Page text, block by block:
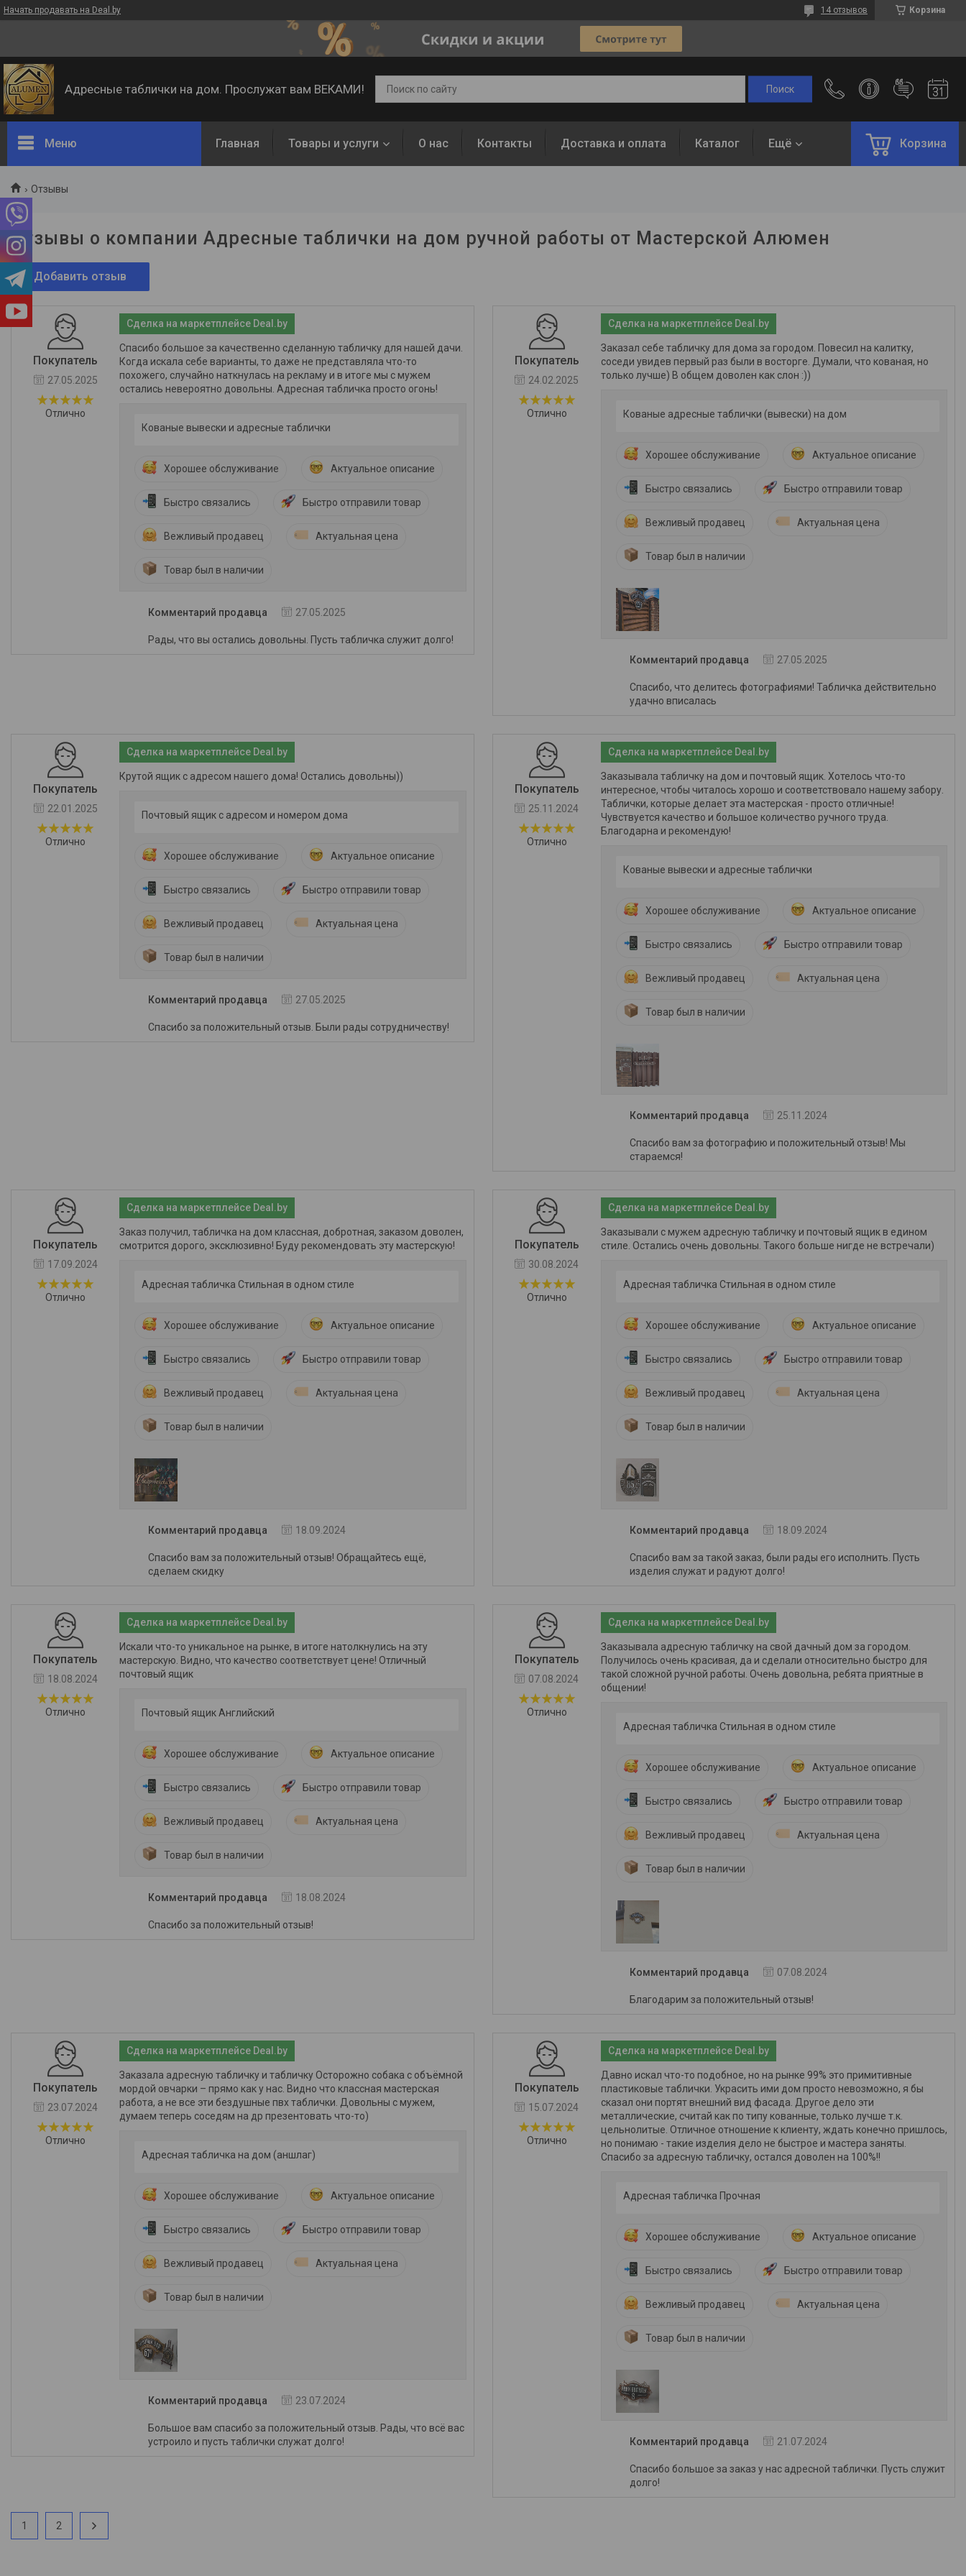
Начать продавать на Deal.by Корзина
14 отзывов
Адресные таблички на дом. Прослужат вам ВЕКАМИ!
Меню Главная Товары и услуги О нас Контакты Доставка и оплата Каталог Ещё Корзина
Отзывы
Отзывы о компании Адресные таблички на дом ручной работы от Мастерской Алюмен
Добавить отзыв
Покупатель
27.05.2025
Отлично
Сделка на маркетплейсе Deal.by
Спасибо большое за качественно сделанную табличку для нашей дачи.
Когда искала себе варианты, то даже не представляла что-то
похожего, случайно наткнулась на рекламу и в итоге мы с мужем
остались невероятно довольны. Адресная табличка просто огонь!
Кованые вывески и адресные таблички
Хорошее обслуживание Актуальное описание
Быстро связались Быстро отправили товар
Вежливый продавец Актуальная цена
Товар был в наличии
Комментарий продавца 27.05.2025
Рады, что вы остались довольны. Пусть табличка служит долго!
Покупатель
24.02.2025
Отлично
Сделка на маркетплейсе Deal.by
Заказал себе табличку для дома за городом. Повесил на калитку,
соседи увидев первый раз были в восторге. Думали, что кованая, но
только лучше) В общем доволен как слон :))
Кованые адресные таблички (вывески) на дом
Хорошее обслуживание Актуальное описание
Быстро связались Быстро отправили товар
Вежливый продавец Актуальная цена
Товар был в наличии
Комментарий продавца 27.05.2025
Спасибо, что делитесь фотографиями! Табличка действительно
удачно вписалась
Покупатель
22.01.2025
Отлично
Сделка на маркетплейсе Deal.by
Крутой ящик с адресом нашего дома! Остались довольны))
Почтовый ящик с адресом и номером дома
Хорошее обслуживание Актуальное описание
Быстро связались Быстро отправили товар
Вежливый продавец Актуальная цена
Товар был в наличии
Комментарий продавца 27.05.2025
Спасибо за положительный отзыв. Были рады сотрудничеству!
Покупатель
25.11.2024
Отлично
Сделка на маркетплейсе Deal.by
Заказывала табличку на дом и почтовый ящик. Хотелось что-то
интересное, чтобы читалось хорошо и соответствовало нашему забору.
Таблички, которые делает эта мастерская - просто отличные!
Чувствуется качество и большое количество ручного труда.
Благодарна и рекомендую!
Кованые вывески и адресные таблички
Хорошее обслуживание Актуальное описание
Быстро связались Быстро отправили товар
Вежливый продавец Актуальная цена
Товар был в наличии
Комментарий продавца 25.11.2024
Спасибо вам за фотографию и положительный отзыв! Мы
стараемся!
Покупатель
17.09.2024
Отлично
Сделка на маркетплейсе Deal.by
Заказ получил, табличка на дом классная, добротная, заказом доволен,
смотрится дорого, эксклюзивно! Буду рекомендовать эту мастерскую!
Адресная табличка Стильная в одном стиле
Хорошее обслуживание Актуальное описание
Быстро связались Быстро отправили товар
Вежливый продавец Актуальная цена
Товар был в наличии
Комментарий продавца 18.09.2024
Спасибо вам за положительный отзыв! Обращайтесь ещё,
сделаем скидку
Покупатель
30.08.2024
Отлично
Сделка на маркетплейсе Deal.by
Заказывали с мужем адресную табличку и почтовый ящик в едином
стиле. Остались очень довольны. Такого больше нигде не встречали)
Адресная табличка Стильная в одном стиле
Хорошее обслуживание Актуальное описание
Быстро связались Быстро отправили товар
Вежливый продавец Актуальная цена
Товар был в наличии
Комментарий продавца 18.09.2024
Спасибо вам за такой заказ, были рады его исполнить. Пусть
изделия служат и радуют долго!
Покупатель
18.08.2024
Отлично
Сделка на маркетплейсе Deal.by
Искали что-то уникальное на рынке, в итоге натолкнулись на эту
мастерскую. Видно, что качество соответствует цене! Отличный
почтовый ящик
Почтовый ящик Английский
Хорошее обслуживание Актуальное описание
Быстро связались Быстро отправили товар
Вежливый продавец Актуальная цена
Товар был в наличии
Комментарий продавца 18.08.2024
Спасибо за положительный отзыв!
Покупатель
07.08.2024
Отлично
Сделка на маркетплейсе Deal.by
Заказывала адресную табличку на свой дачный дом за городом.
Получилось очень красивая, да и сделали относительно быстро для
такой сложной ручной работы. Очень довольна, ребята приятные в
общении!
Адресная табличка Стильная в одном стиле
Хорошее обслуживание Актуальное описание
Быстро связались Быстро отправили товар
Вежливый продавец Актуальная цена
Товар был в наличии
Комментарий продавца 07.08.2024
Благодарим за положительный отзыв!
Покупатель
23.07.2024
Отлично
Сделка на маркетплейсе Deal.by
Заказала адресную табличку и табличку Осторожно собака с объёмной
мордой овчарки – прямо как у нас. Видно что классная мастерская
работа, а не все эти бездушные пвх таблички. Довольны с мужем,
думаем теперь соседям на др презентовать что-то)
Адресная табличка на дом (аншлаг)
Хорошее обслуживание Актуальное описание
Быстро связались Быстро отправили товар
Вежливый продавец Актуальная цена
Товар был в наличии
Комментарий продавца 23.07.2024
Большое вам спасибо за положительный отзыв. Рады, что всё вас
устроило и пусть таблички служат долго!
Покупатель
15.07.2024
Отлично
Сделка на маркетплейсе Deal.by
Давно искал что-то подобное, но на рынке 99% это примитивные
пластиковые таблички. Украсить ими дом просто невозможно, я бы
сказал они портят внешний вид фасада. Другое дело эти
металлические, считай как по типу кованные, только лучше т.к.
цельнолитые. Отличное отношение к клиенту, ждать конечно пришлось,
но понимаю - такие изделия дело не быстрое и мастера заняты.
Спасибо за адресную табличку, остался доволен на 100%!!
Адресная табличка Прочная
Хорошее обслуживание Актуальное описание
Быстро связались Быстро отправили товар
Вежливый продавец Актуальная цена
Товар был в наличии
Комментарий продавца 21.07.2024
Спасибо большое за заказ у нас адресной таблички. Пусть служит
долго!
1 2